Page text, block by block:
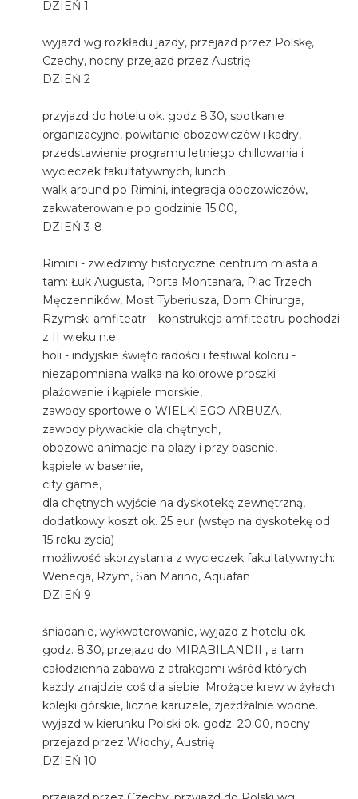
DZIEŃ 1
wyjazd wg rozkładu jazdy, przejazd przez Polskę,
Czechy, nocny przejazd przez Austrię
DZIEŃ 2
przyjazd do hotelu ok. godz 8.30, spotkanie
organizacyjne, powitanie obozowiczów i kadry,
przedstawienie programu letniego chillowania i
wycieczek fakultatywnych, lunch
walk around po Rimini, integracja obozowiczów,
zakwaterowanie po godzinie 15:00,
DZIEŃ 3-8
Rimini - zwiedzimy historyczne centrum miasta a
tam: Łuk Augusta, Porta Montanara, Plac Trzech
Męczenników, Most Tyberiusza, Dom Chirurga,
Rzymski amfiteatr – konstrukcja amfiteatru pochodzi
z II wieku n.e.
holi - indyjskie święto radości i festiwal koloru -
niezapomniana walka na kolorowe proszki
plażowanie i kąpiele morskie,
zawody sportowe o WIELKIEGO ARBUZA,
zawody pływackie dla chętnych,
obozowe animacje na plaży i przy basenie,
kąpiele w basenie,
city game,
dla chętnych wyjście na dyskotekę zewnętrzną,
dodatkowy koszt ok. 25 eur (wstęp na dyskotekę od
15 roku życia)
możliwość skorzystania z wycieczek fakultatywnych:
Wenecja, Rzym, San Marino, Aquafan
DZIEŃ 9
śniadanie, wykwaterowanie, wyjazd z hotelu ok.
godz. 8.30, przejazd do MIRABILANDII , a tam
całodzienna zabawa z atrakcjami wśród których
każdy znajdzie coś dla siebie. Mrożące krew w żyłach
kolejki górskie, liczne karuzele, zjeżdżalnie wodne.
wyjazd w kierunku Polski ok. godz. 20.00, nocny
przejazd przez Włochy, Austrię
DZIEŃ 10